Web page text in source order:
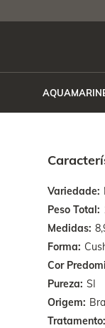
Variedade
Peso Total
Medidas
Forma
Cor
Pureza SI
Origem
Tratamento